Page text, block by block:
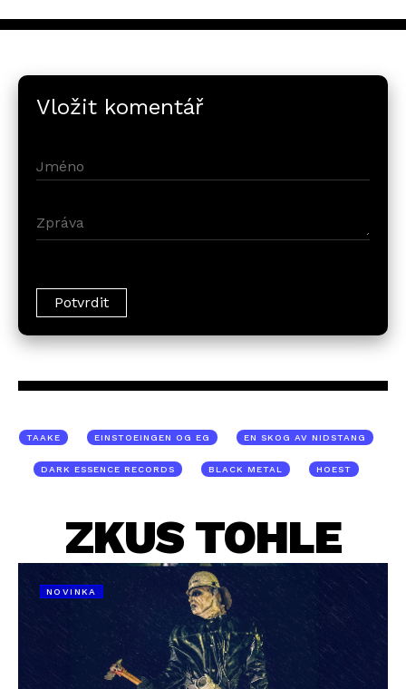
Vložit komentář
TAAKE EINSTOEINGEN OG EG EN SKOG AV NIDSTANG
DARK ESSENCE RECORDS BLACK METAL HOEST
ZKUS TOHLE
NOVINKA